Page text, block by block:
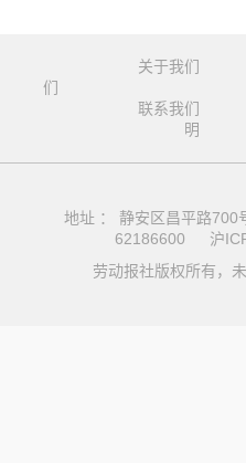
关于我们
们
联系我们
明
地址 ： 静安区昌平路
62186600
沪
劳动报社版权所有，